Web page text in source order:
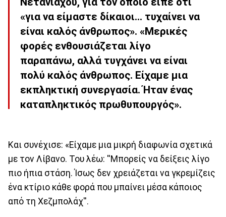
«για να είμαστε δίκαιοι… τυχαίνει να
είναι καλός άνθρωπος». «Μερικές
φορές ενθουσιάζεται λίγο
παραπάνω, αλλά τυγχάνει να είναι
πολύ καλός άνθρωπος. Είχαμε μια
εκπληκτική συνεργασία. Ήταν ένας
καταπληκτικός πρωθυπουργός».
Και συνέχισε: «Είχαμε μια μικρή διαφωνία σχετικά
με τον Λίβανο. Του λέω: ''Μπορείς να δείξεις λίγο
πιο ήπια στάση. Ίσως δεν χρειάζεται να γκρεμίζεις
ένα κτίριο κάθε φορά που μπαίνει μέσα κάποιος
από τη Χεζμπολάχ''.